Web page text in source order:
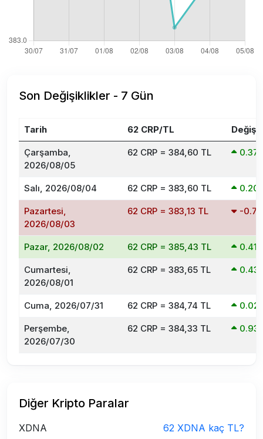
Son Değişiklikler - 7 Gün
Tarih 62 CRP/TL
Çarşamba,
2026/08/05
62 CRP = 384,60 TL
Salı, 2026/08/04 62 CRP = 383,60 TL
Pazartesi,
2026/08/03
62 CRP = 383,13 TL -
Pazar, 2026/08/02 62 CRP = 385,43 TL
Cumartesi,
2026/08/01
62 CRP = 383,65 TL
Cuma, 2026/07/31 62 CRP = 384,74 TL
Perşembe,
2026/07/30
62 CRP = 384,33 TL
Diğer Kripto Paralar
XDNA 62 XDNA kaç TL?